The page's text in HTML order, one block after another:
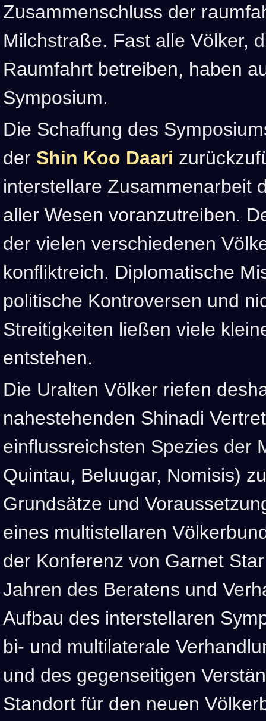
Zusammenschluss der
Milchstraße. Fast alle Völker,
Raumfahrt betreiben, haben
Symposium.
Die Schaffung des
der Shin Koo Daari
interstellare Zusammenarbeit
aller Wesen voranzutreiben.
der vielen verschiedenen
konfliktreich. Diplomatische
politische Kontroversen und
Streitigkeiten ließen viele
entstehen.
Die Uralten Völker riefen
nahestehenden Shinadi
einflussreichsten Spezies der
Quintau, Beluugar, Nomisis)
Grundsätze und
eines multistellaren
der Konferenz von Garnet
Jahren des Beratens und
Aufbau des interstellaren
bi- und multilaterale
und des gegenseitigen
Standort für den neuen